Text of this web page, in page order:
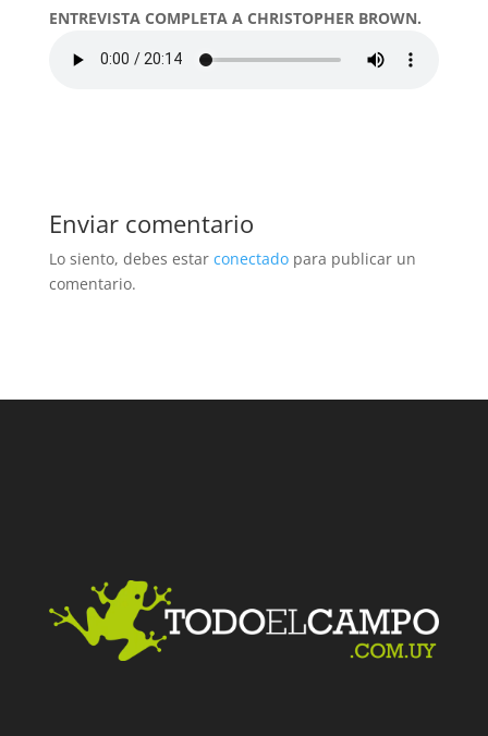
ENTREVISTA COMPLETA A CHRISTOPHER BROWN.
Enviar comentario
Lo siento, debes estar conectadopara publicar un
comentario.
Facebook